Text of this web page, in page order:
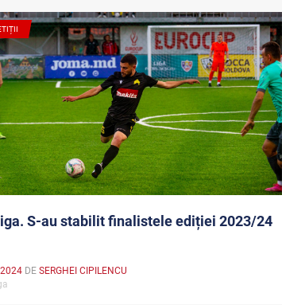
S-au stabilit finalistele ediției 2023/24
DE SERGHEI CIPILENCU